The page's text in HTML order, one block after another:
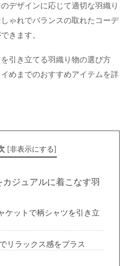
デザインに応じて適切な羽織り
ゃれでバランスの取れたコーデ
きます。
引き立てる羽織り物の選び方
めまでのおすすめアイテムを詳
[非表示にする]
ジュアルに着こなす羽
ケットで柄シャツを引き立
リラックス感をプラス